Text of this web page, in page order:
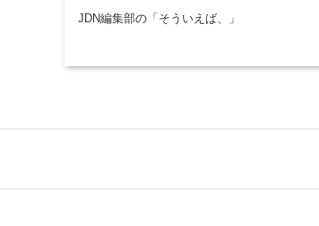
JDN編集部の「そういえば、」